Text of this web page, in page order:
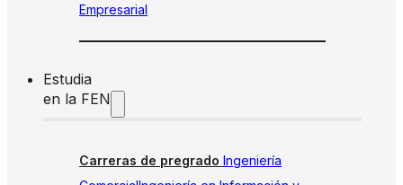
Empresarial
Estudia
en la FEN
Carreras de pregrado Ingeniería